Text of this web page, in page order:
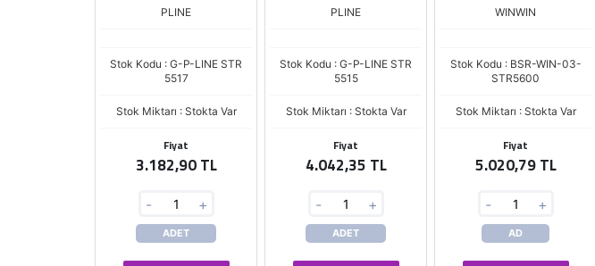
PLINE
Stok Kodu : G-P-LINE STR
5517
Stok Miktarı : Stokta Var
Fiyat
3.182,90 TL
- +
ADET
PLINE
Stok Kodu : G-P-LINE STR
5515
Stok Miktarı : Stokta Var
Fiyat
4.042,35 TL
- +
ADET
FOCUS ESCORT 2002 -->
WINWIN
Stok Kodu : BSR-WIN-03-
STR5600
Stok Miktarı : Stokta Var
Fiyat
5.020,79 TL
- +
AD